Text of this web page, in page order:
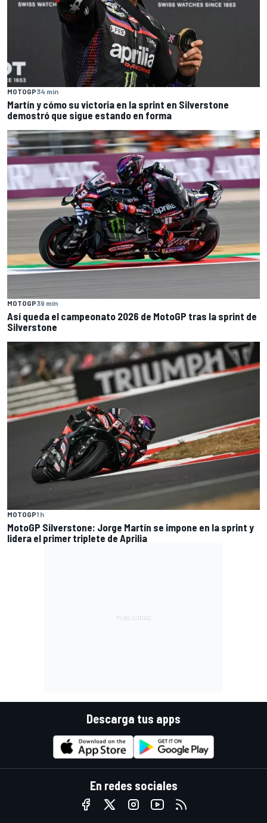
MOTOGP34 min
Martín y cómo su victoria en la sprint en Silverstone
demostró que sigue estando en forma
MOTOGP39 min
Así queda el campeonato 2026 de MotoGP tras la sprint de
Silverstone
MOTOGP1 h
MotoGP Silverstone: Jorge Martín se impone en la sprint y
lidera el primer triplete de Aprilia
Descarga tus apps
En redes sociales